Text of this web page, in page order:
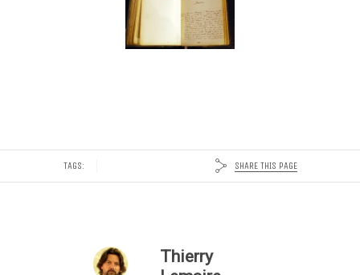
TAGS: SHARE THIS PAGE
Thierry